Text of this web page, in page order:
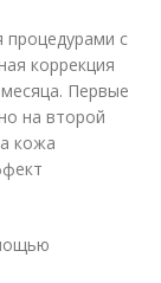
процедурами с
коррекция
Первые
на второй
кожа